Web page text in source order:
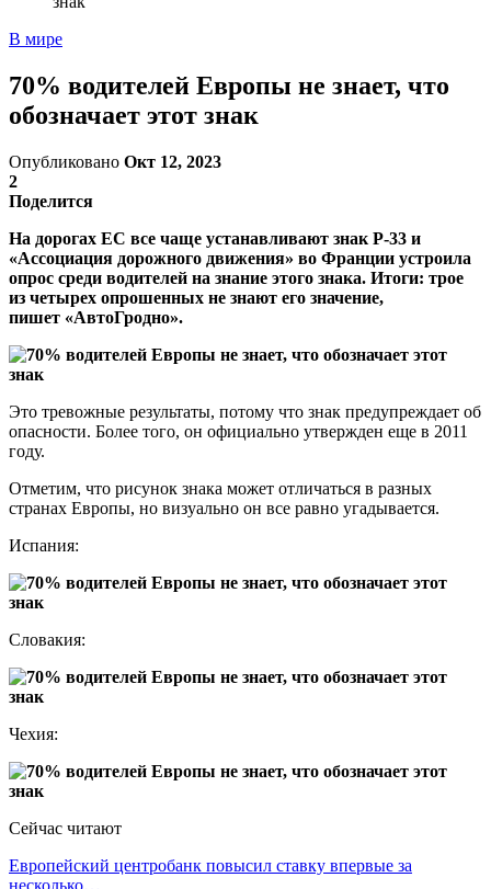
В мире
70% водителей Европы не знает, что
обозначает этот знак
Опубликовано Окт 12, 2023
2
Поделится
На дорогах ЕС все чаще устанавливают знак P-33 и
«Ассоциация дорожного движения» во Франции устроила
опрос среди водителей на знание этого знака. Итоги: трое
из четырех опрошенных не знают его значение,
пишет «АвтоГродно».
Это тревожные результаты, потому что знак предупреждает об
опасности. Более того, он официально утвержден еще в 2011
году.
Отметим, что рисунок знака может отличаться в разных
странах Европы, но визуально он все равно угадывается.
Испания:
Словакия:
Чехия:
Сейчас читают
Европейский центробанк повысил ставку впервые за
несколько…